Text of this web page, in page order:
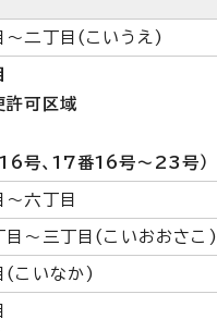
～二丁目(こいうえ)
許可区域
号、17番16号～23号）
～六丁目
目～三丁目(こいおおさこ)
(こいなか)